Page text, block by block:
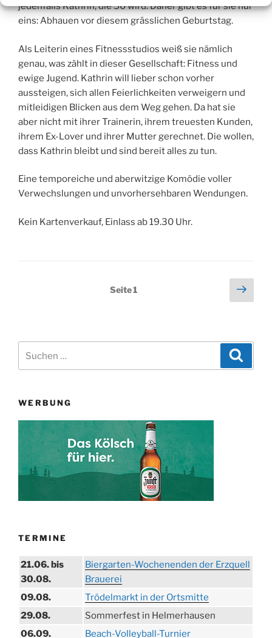
jedenfalls Kathrin, die 50 wird. Daher gibt es für sie nur
eins: Abhauen vor diesem grässlichen Geburtstag.
Als Leiterin eines Fitnessstudios weiß sie nämlich
genau, was zählt in dieser Gesellschaft: Fitness und
ewige Jugend. Kathrin will lieber schon vorher
aussteigen, sich allen Feierlichkeiten verweigern und
mitleidigen Blicken aus dem Weg gehen. Da hat sie
aber nicht mit ihrer Trainerin, ihrem treuesten Kunden,
ihrem Ex-Lover und ihrer Mutter gerechnet. Die wollen,
dass Kathrin bleibt und sind bereit alles zu tun.
Eine temporeiche und aberwitzige Komödie voller
Verwechslungen und unvorhersehbaren Wendungen.
Kein Kartenverkauf, Einlass ab 19.30 Uhr.
Seitennummerierung
Seite1
nach:
WERBUNG
TERMINE
21.06. bis
30.08.
Biergarten-Wochenenden der Erzquell
Brauerei
09.08.
Trödelmarkt in der Ortsmitte
29.08.
Sommerfest in Helmerhausen
06.09.
Beach-Volleyball-Turnier